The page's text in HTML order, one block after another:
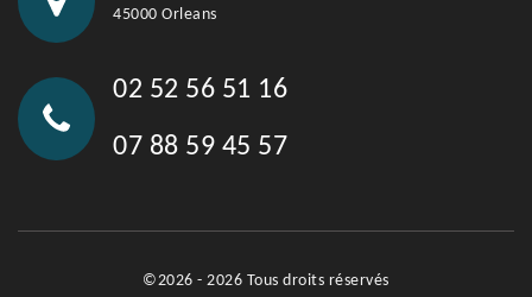
45000 Orleans
02 52 56 51 16
07 88 59 45 57
©2026 - 2026 Tous droits réservés